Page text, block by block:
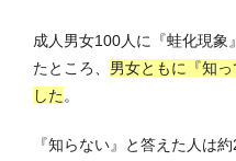
成人男女100人に『蛙化現象
たところ、 男女ともに『知
した。
『知らない』と答えた人は